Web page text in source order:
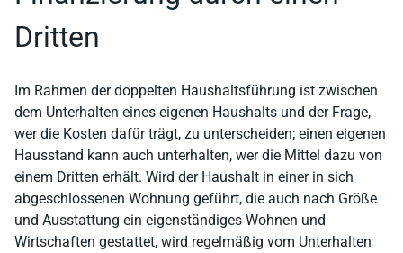
Dritten
Im Rahmen der doppelten Haushaltsführung ist zwischen
dem Unterhalten eines eigenen Haushalts und der Frage,
wer die Kosten dafür trägt, zu unterscheiden; einen eigenen
Hausstand kann auch unterhalten, wer die Mittel dazu von
einem Dritten erhält. Wird der Haushalt in einer in sich
abgeschlossenen Wohnung geführt, die auch nach Größe
und Ausstattung ein eigenständiges Wohnen und
Wirtschaften gestattet, wird regelmäßig vom Unterhalten